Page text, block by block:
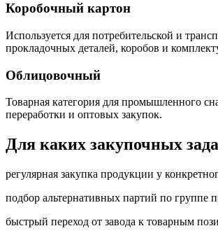
Коробочный картон
Используется для потребительской и
прокладочных деталей, коробов и
Облицовочный
Товарная категория для промышленного
переработки и оптовых закупок.
Для каких закупочных
регулярная закупка продукции у
подбор альтернативных партий по группе
быстрый переход от завода к товарным